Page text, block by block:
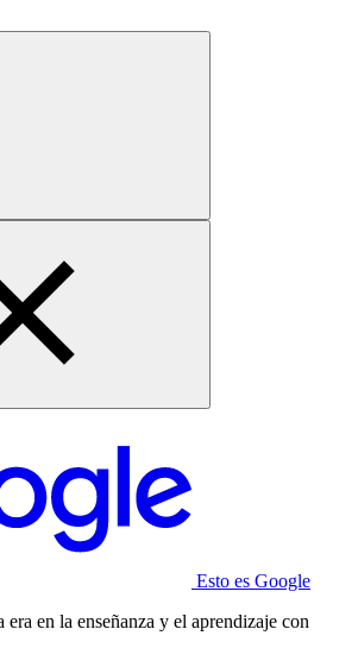
Esto es Google
en la enseñanza y el aprendizaje con